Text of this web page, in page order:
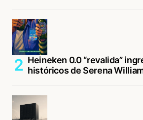
Heineken 0.0 “revalida”
históricos de Serena